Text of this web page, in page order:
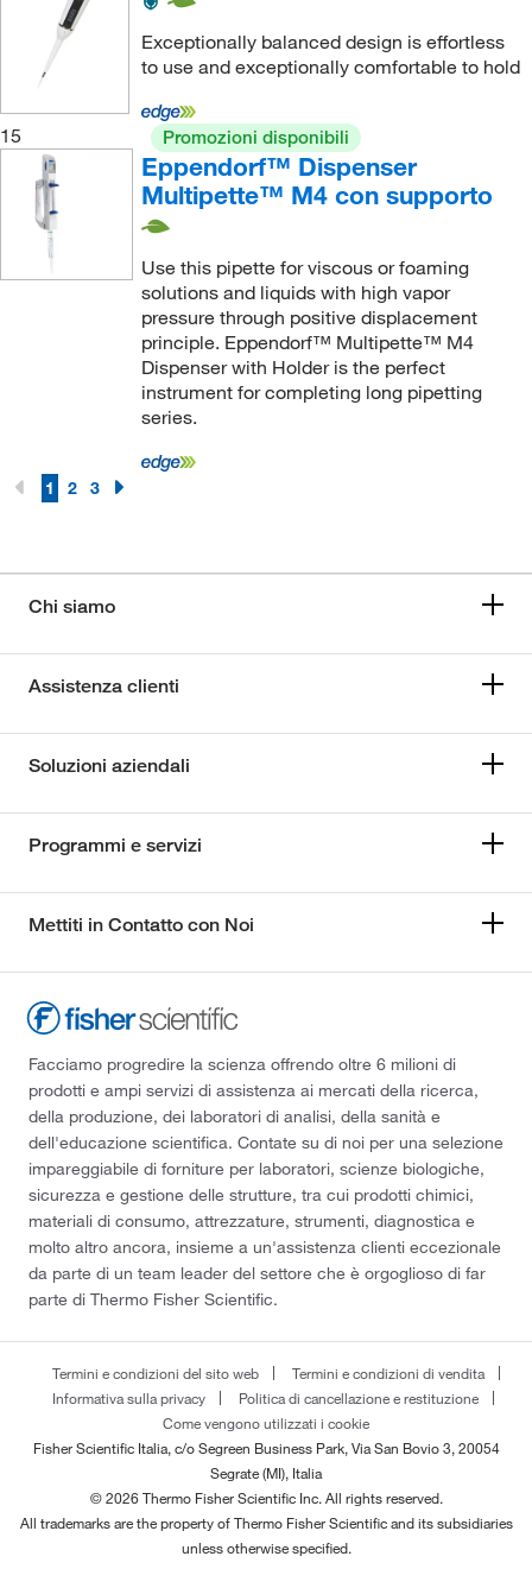
Exceptionally balanced design is effortless
to use and exceptionally comfortable to hold
15 Promozioni disponibili
Eppendorf™ Dispenser
Multipette™ M4 con supporto
Use this pipette for viscous or foaming
solutions and liquids with high vapor
pressure through positive displacement
principle. Eppendorf™ Multipette™ M4
Dispenser with Holder is the perfect
instrument for completing long pipetting
series.
1 2 3
Chi siamo
Assistenza clienti
Soluzioni aziendali
Programmi e servizi
Mettiti in Contatto con Noi
Facciamo progredire la scienza offrendo oltre 6 milioni di
prodotti e ampi servizi di assistenza ai mercati della ricerca,
della produzione, dei laboratori di analisi, della sanità e
dell'educazione scientifica. Contate su di noi per una selezione
impareggiabile di forniture per laboratori, scienze biologiche,
sicurezza e gestione delle strutture, tra cui prodotti chimici,
materiali di consumo, attrezzature, strumenti, diagnostica e
molto altro ancora, insieme a un'assistenza clienti eccezionale
da parte di un team leader del settore che è orgoglioso di far
parte di Thermo Fisher Scientific.
Termini e condizioni del sito web
Termini e condizioni di vendita
Informativa sulla privacy
Politica di cancellazione e restituzione
Come vengono utilizzati i cookie
Fisher Scientific Italia, c/o Segreen Business Park, Via San Bovio 3, 20054
Segrate (MI), Italia
© 2026 Thermo Fisher Scientific Inc. All rights reserved.
All trademarks are the property of Thermo Fisher Scientific and its subsidiaries
unless otherwise specified.